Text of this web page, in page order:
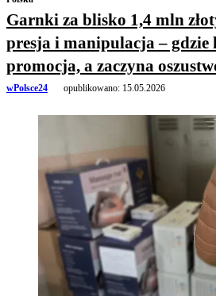
Garnki za blisko 1,4 mln
presja i manipulacja – gdzie
promocja, a zaczyna
wPolsce24 opublikowano: 15.05.2026